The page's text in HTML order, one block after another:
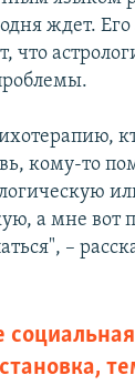
ждет.
что
кому-то
а мне вот
–